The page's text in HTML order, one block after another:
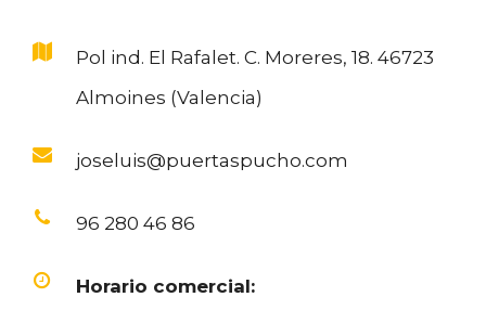
Pol ind. El Rafalet. C. Moreres, 18. 46723
Almoines (Valencia)
joseluis@puertaspucho.com
96 280 46 86
Horario comercial: